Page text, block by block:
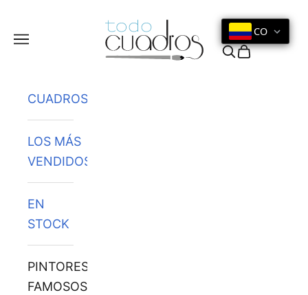
Menú
CO
Buscar
Cesta
CUADROS
LOS MÁS
VENDIDOS
EN
STOCK
PINTORES
FAMOSOS